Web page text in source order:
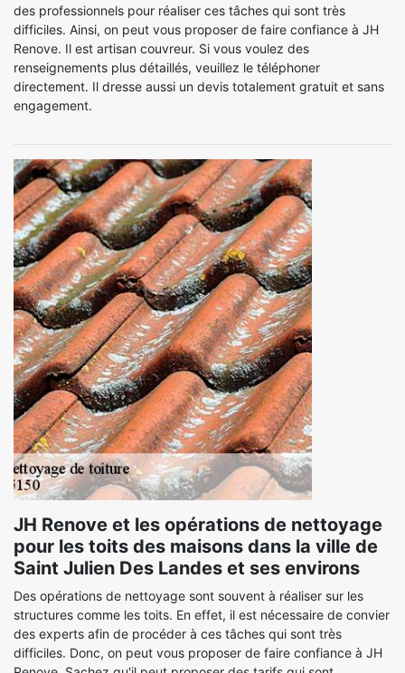
des professionnels pour réaliser ces tâches qui sont très
difficiles. Ainsi, on peut vous proposer de faire confiance à JH
Renove. Il est artisan couvreur. Si vous voulez des
renseignements plus détaillés, veuillez le téléphoner
directement. Il dresse aussi un devis totalement gratuit et sans
engagement.
JH Renove et les opérations de nettoyage
pour les toits des maisons dans la ville de
Saint Julien Des Landes et ses environs
Des opérations de nettoyage sont souvent à réaliser sur les
structures comme les toits. En effet, il est nécessaire de convier
des experts afin de procéder à ces tâches qui sont très
difficiles. Donc, on peut vous proposer de faire confiance à JH